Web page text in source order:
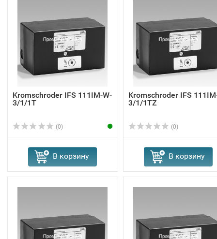
Kromschroder IFS 111IM-W-
3/1/1T
(0)
В корзину
Kromschroder IFS
3/1/1TZ
(0)
В корзину